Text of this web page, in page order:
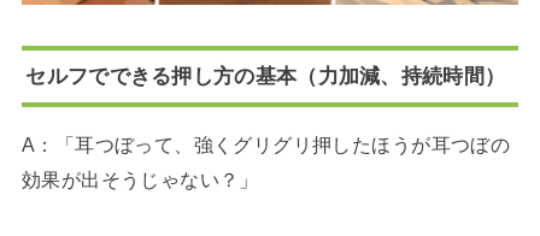
セルフでできる押し方の基本（力加減、持続時間）
A：「耳つぼって、強くグリグリ押したほうが耳つぼの
効果が出そうじゃない？」